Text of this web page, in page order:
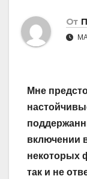
От
Мне
включении
некоторых
так и не